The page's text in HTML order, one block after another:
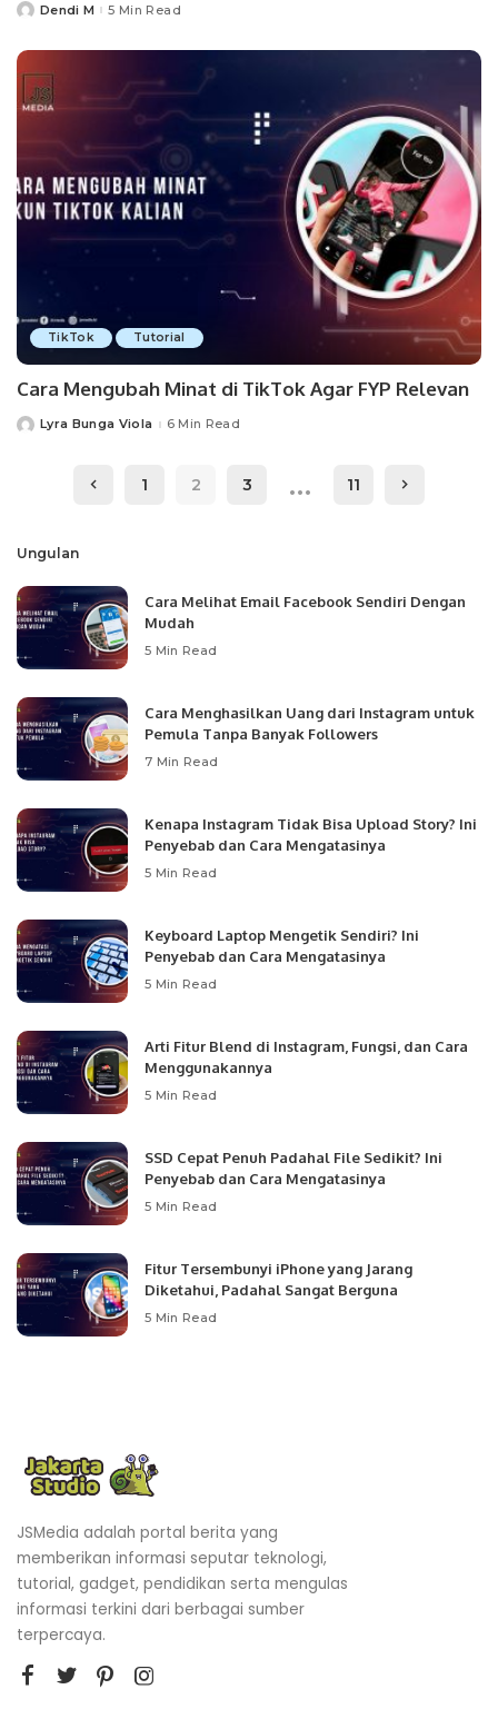
PostedDendi M 5 Min Read
TikTok Tutorial
Cara Mengubah Minat di TikTok Agar FYP Relevan
PostedLyra Bunga Viola 6 Min Read
1 2 3 … 11
Ungulan
Cara Melihat Email Facebook Sendiri Dengan
Mudah
5 Min Read
Cara Menghasilkan Uang dari Instagram untuk
Pemula Tanpa Banyak Followers
7 Min Read
Kenapa Instagram Tidak Bisa Upload Story? Ini
Penyebab dan Cara Mengatasinya
5 Min Read
Keyboard Laptop Mengetik Sendiri? Ini
Penyebab dan Cara Mengatasinya
5 Min Read
Arti Fitur Blend di Instagram, Fungsi, dan Cara
Menggunakannya
5 Min Read
SSD Cepat Penuh Padahal File Sedikit? Ini
Penyebab dan Cara Mengatasinya
5 Min Read
Fitur Tersembunyi iPhone yang Jarang
Diketahui, Padahal Sangat Berguna
5 Min Read
JSMedia adalah portal berita yang
memberikan informasi seputar teknologi,
tutorial, gadget, pendidikan serta mengulas
informasi terkini dari berbagai sumber
terpercaya.